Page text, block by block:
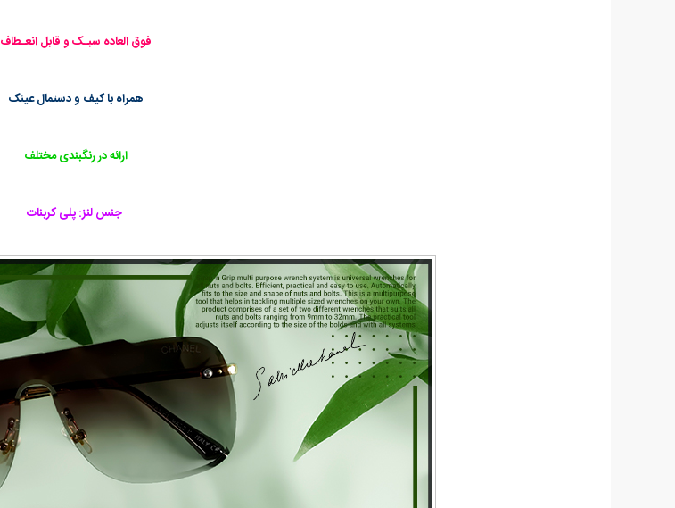
فوق العاده سبـک و قابل انعـطاف
همراه با کیف و دستمال عینک
ارائه در رنگبندی مختلف
جنس لنز: پلی کربنات